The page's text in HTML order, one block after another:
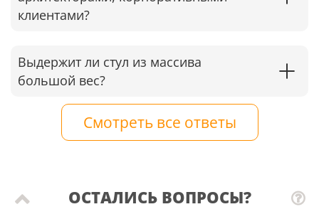
клиентами?
Выдержит ли стул из массива
большой вес?
Смотреть все ответы
ОСТАЛИСЬ ВОПРОСЫ?